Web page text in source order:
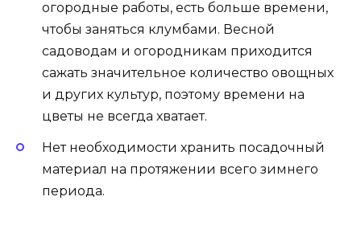
огородные работы, есть больше времени,
чтобы заняться клумбами. Весной
садоводам и огородникам приходится
сажать значительное количество овощных
и других культур, поэтому времени на
цветы не всегда хватает.
Нет необходимости хранить посадочный
материал на протяжении всего зимнего
периода.